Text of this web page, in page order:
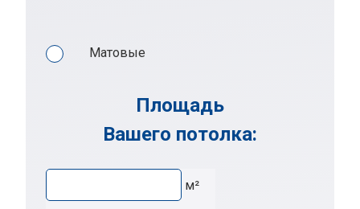
Матовые
Площадь
Вашего потолка:
м²